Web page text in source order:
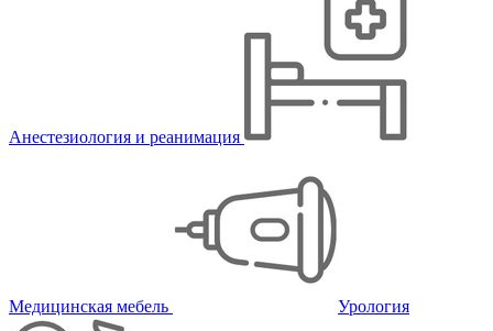
Анестезиология и реанимация
Медицинская мебель Урология